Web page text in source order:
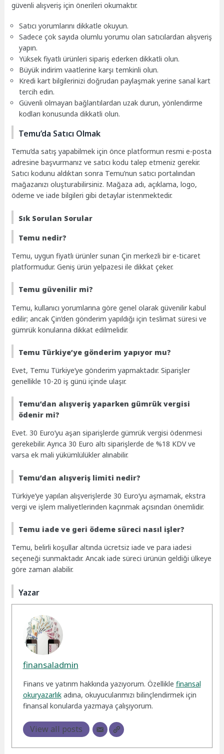
güvenli alışveriş için önerileri okumaktır.
Satıcı yorumlarını dikkatle okuyun.
Sadece çok sayıda olumlu yorumu olan satıcılardan alışveriş
yapın.
Yüksek fiyatlı ürünleri sipariş ederken dikkatli olun.
Büyük indirim vaatlerine karşı temkinli olun.
Kredi kart bilgilerinizi doğrudan paylaşmak yerine sanal kart
tercih edin.
Güvenli olmayan bağlantılardan uzak durun, yönlendirme
kodları konusunda dikkatli olun.
Temu’da Satıcı Olmak
Temu’da satış yapabilmek için önce platformun resmi e-posta
adresine başvurmanız ve satıcı kodu talep etmeniz gerekir.
Satıcı kodunu aldıktan sonra Temu’nun satıcı portalından
mağazanızı oluşturabilirsiniz. Mağaza adı, açıklama, logo,
ödeme ve iade bilgileri gibi detaylar istenmektedir.
Sık Sorulan Sorular
Temu nedir?
Temu, uygun fiyatlı ürünler sunan Çin merkezli bir e-ticaret
platformudur. Geniş ürün yelpazesi ile dikkat çeker.
Temu güvenilir mi?
Temu, kullanıcı yorumlarına göre genel olarak güvenilir kabul
edilir; ancak Çin’den gönderim yapıldığı için teslimat süresi ve
gümrük konularına dikkat edilmelidir.
Temu Türkiye’ye gönderim yapıyor mu?
Evet, Temu Türkiye’ye gönderim yapmaktadır. Siparişler
genellikle 10-20 iş günü içinde ulaşır.
Temu’dan alışveriş yaparken gümrük vergisi
ödenir mi?
Evet. 30 Euro’yu aşan siparişlerde gümrük vergisi ödenmesi
gerekebilir. Ayrıca 30 Euro altı siparişlerde de %18 KDV ve
varsa ek mali yükümlülükler alınabilir.
Temu’dan alışveriş limiti nedir?
Türkiye’ye yapılan alışverişlerde 30 Euro’yu aşmamak, ekstra
vergi ve işlem maliyetlerinden kaçınmak açısından önemlidir.
Temu iade ve geri ödeme süreci nasıl işler?
Temu, belirli koşullar altında ücretsiz iade ve para iadesi
seçeneği sunmaktadır. Ancak iade süreci ürünün geldiği ülkeye
göre zaman alabilir.
Yazar
finansaladmin
Finans ve yatırım hakkında yazıyorum. Özellikle finansal
okuryazarlıkadına, okuyucularımızı bilinçlendirmek için
finansal konularda yazmaya çalışıyorum.
View all posts